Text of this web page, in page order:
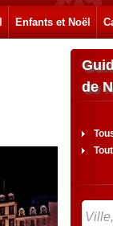
Enfants et Noël
de